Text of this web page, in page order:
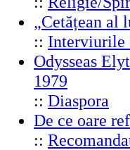
„Cetățean
:: Interviurile
Odysseas
1979
:: Diaspora
De ce oare
::